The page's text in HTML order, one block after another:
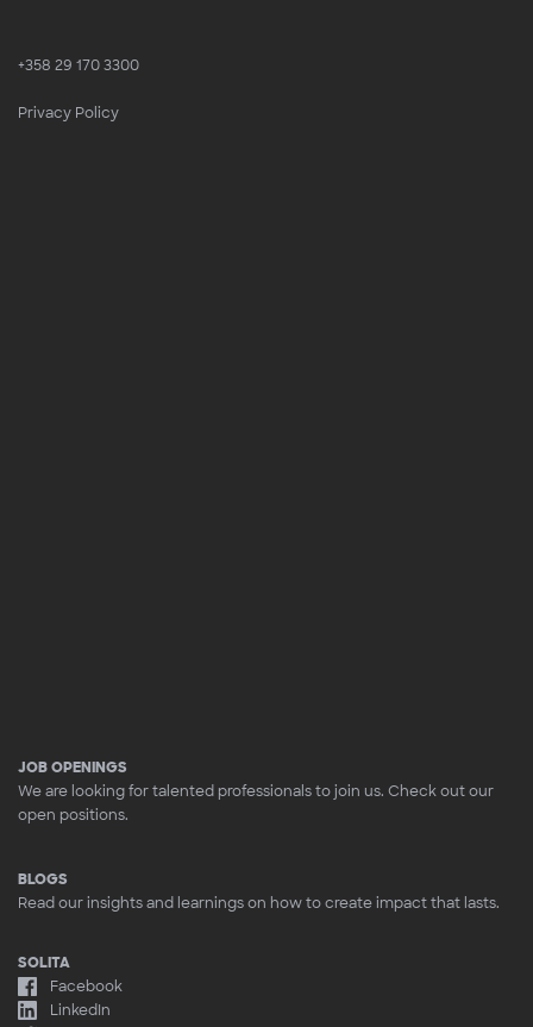
+358 29 170 3300
Privacy Policy
JOB OPENINGS
We are looking for talented professionals to join us. Check out our
open positions.
BLOGS
Read our insights and learnings on how to create impact that lasts.
SOLITA
Facebook
LinkedIn